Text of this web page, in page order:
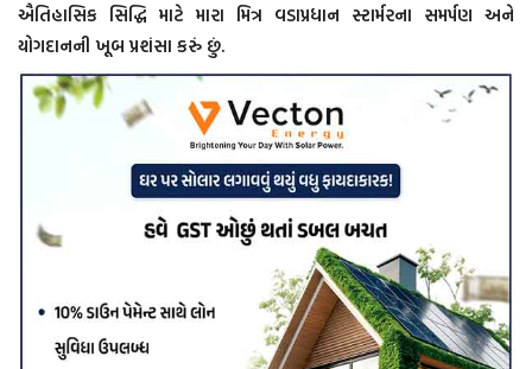
ઐતિહાસિક સિદ્ધિ માટે મારા મિત્ર વડાપ્રધાન સ્ટાર્મરના સમર્પણ અને
યોગદાનની ખૂબ પ્રશંસા કરું છું.